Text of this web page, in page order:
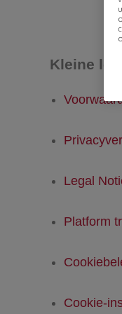
Kleine
Legal
Platform
Cookie-